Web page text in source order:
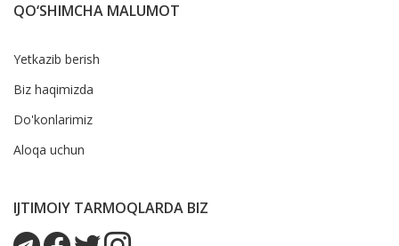
QO‘SHIMCHA MALUMOT
Yetkazib berish
Biz haqimizda
Do'konlarimiz
Aloqa uchun
IJTIMOIY TARMOQLARDA BIZ